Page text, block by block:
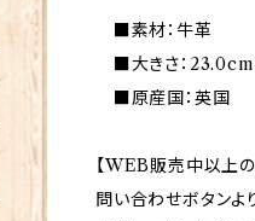
■素材：牛革
■大きさ：
■原産国：英国
【WEB販売中以上
問い合わせボタンよ